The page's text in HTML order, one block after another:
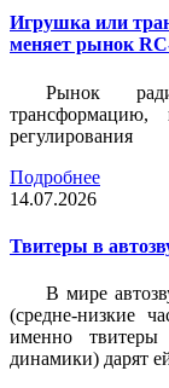
Игрушка или
меняет рынок
Рынок
трансформацию,
регулирования
Подробнее
14.07.2026
Твитеры в
В мире
(средне-низкие
именно
динамики) дарят